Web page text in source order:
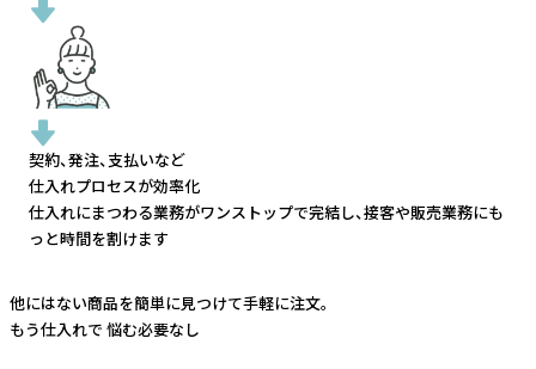
契約、発注、支払いなど
仕入れプロセスが効率化
仕入れにまつわる業務がワンストップで完結し、接客や販売業務にも
っと時間を割けます
他にはない商品を簡単に見つけて手軽に注文。
もう仕入れで 悩む必要なし